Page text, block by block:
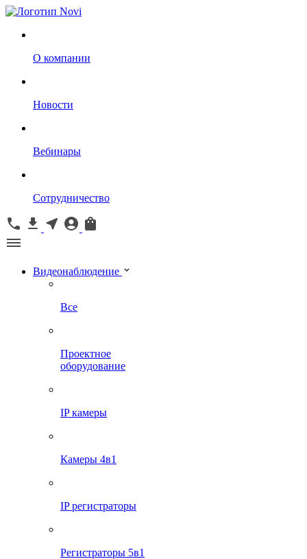
О компании
Новости
Вебинары
Сотрудничество
Видеонаблюдение
Все
Проектное
оборудование
IP камеры
Камеры 4в1
IP регистраторы
Регистраторы 5в1